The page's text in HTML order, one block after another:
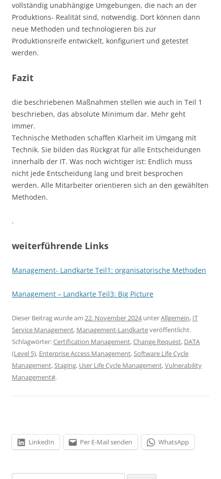
vollständig unabhängige Umgebungen, die nach an der
Produktions- Realität sind, notwendig. Dort können dann
neue Methoden und technologieren bis zur
Produktionsreife entwickelt, konfiguriert und getestet
werden.
Fazit
die beschriebenen Maßnahmen stellen wie auch in Teil 1
beschrieben, das absolute Minimum dar. Mehr geht
immer.
Technische Methoden schaffen Klarheit im Umgang mit
Technik. Sie bilden das Rückgrat für alle Entscheidungen
innerhalb der IT. Was noch wichtiger ist: Endlich muss
nicht jede Entscheidung lang und breit besprochen
werden. Alle Mitarbeiter orientieren sich an den gewählten
Methoden.
.
weiterführende Links
Management- Landkarte Teil1: organisatorische Methoden
Management – Landkarte Teil3: Big Picture
Dieser Beitrag wurde am 22. November 2024unterAllgemein, IT
Service Management, Management-Landkarteveröffentlicht.
Schlagwörter:Certification Management,Change Request, DATA
(Level 5), Enterprise Access Management,Software Life Cycle
Management,Staging, User Life Cycle Management,Vulnerability
Management#.
LinkedIn Per E-Mail senden WhatsApp